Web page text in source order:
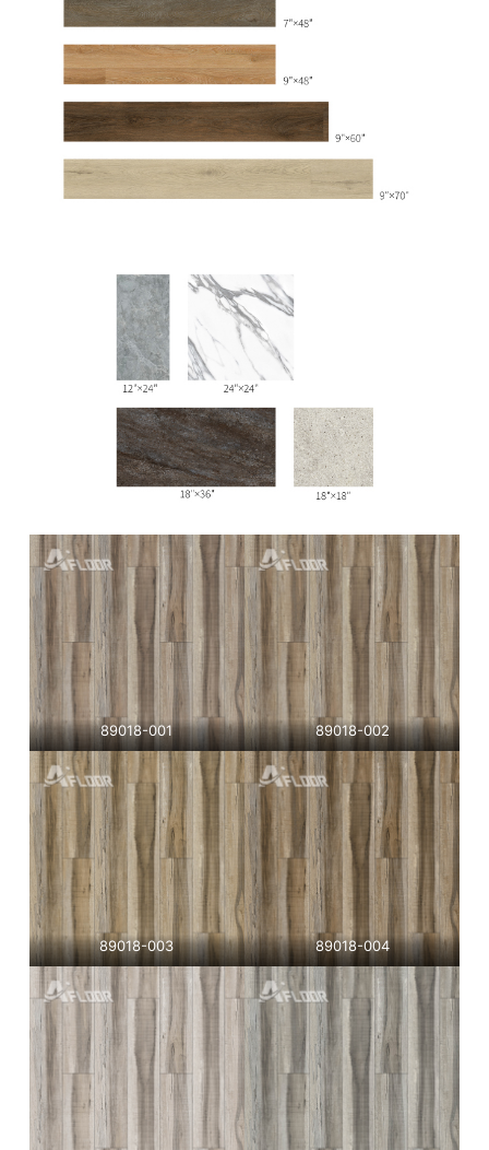
89018-001 89018-002
89018-003 89018-004